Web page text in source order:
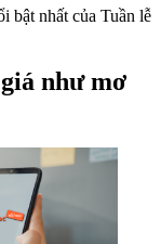
bật nhất của Tuần lễ
như mơ